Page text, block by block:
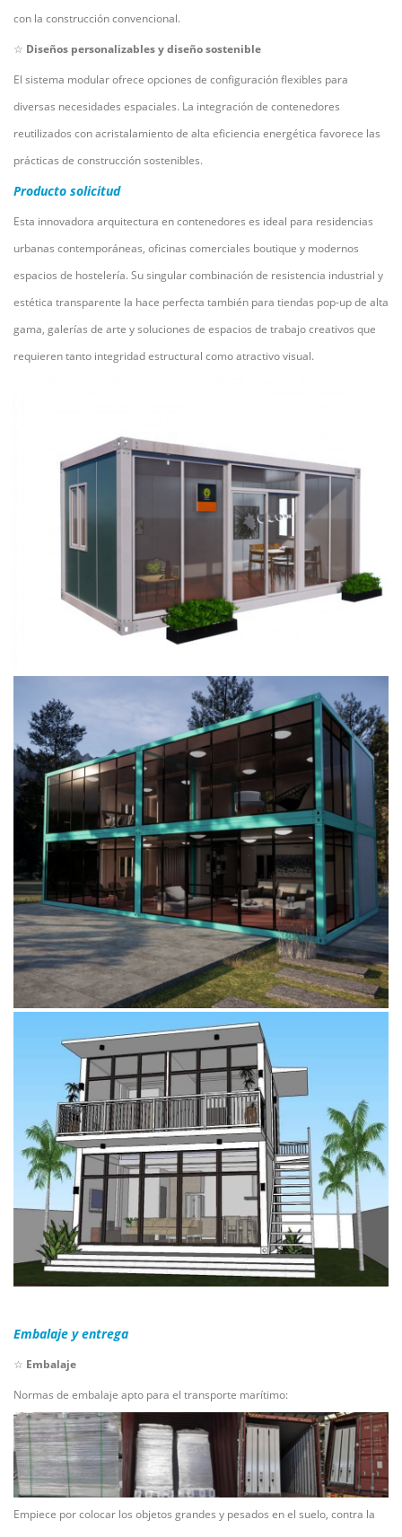
con la construcción convencional.
☆ Diseños personalizables y diseño sostenible
El sistema modular ofrece opciones de configuración flexibles para
diversas necesidades espaciales. La integración de contenedores
reutilizados con acristalamiento de alta eficiencia energética favorece las
prácticas de construcción sostenibles.
Producto solicitud
Esta innovadora arquitectura en contenedores es ideal para residencias
urbanas contemporáneas, oficinas comerciales boutique y modernos
espacios de hostelería. Su singular combinación de resistencia industrial y
estética transparente la hace perfecta también para tiendas pop-up de alta
gama, galerías de arte y soluciones de espacios de trabajo creativos que
requieren tanto integridad estructural como atractivo visual.
Embalaje y entrega
☆ Embalaje
Normas de embalaje apto para el transporte marítimo:
Empiece por colocar los objetos grandes y pesados en el suelo, contra la